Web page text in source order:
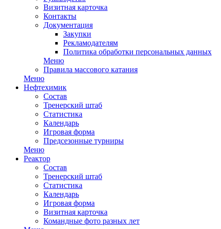
Визитная карточка
Контакты
Документация
Закупки
Рекламодателям
Политика обработки персональных данных
Меню
Правила массового катания
Меню
Нефтехимик
Состав
Тренерский штаб
Статистика
Календарь
Игровая форма
Предсезонные турниры
Меню
Реактор
Состав
Тренерский штаб
Статистика
Календарь
Игровая форма
Визитная карточка
Командные фото разных лет